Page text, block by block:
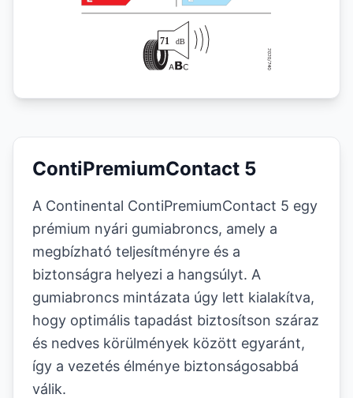
ContiPremiumContact 5
A Continental ContiPremiumContact 5 egy
prémium nyári gumiabroncs, amely a
megbízható teljesítményre és a
biztonságra helyezi a hangsúlyt. A
gumiabroncs mintázata úgy lett kialakítva,
hogy optimális tapadást biztosítson száraz
és nedves körülmények között egyaránt,
így a vezetés élménye biztonságosabbá
válik.